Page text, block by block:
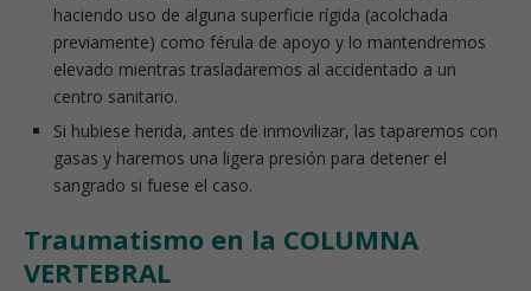
haciendo uso de alguna superficie rígida (acolchada
previamente) como férula de apoyo y lo mantendremos
elevado mientras trasladaremos al accidentado a un
centro sanitario.
Si hubiese herida, antes de inmovilizar, las taparemos con
gasas y haremos una ligera presión para detener el
sangrado si fuese el caso.
Traumatismo en la COLUMNA
VERTEBRAL